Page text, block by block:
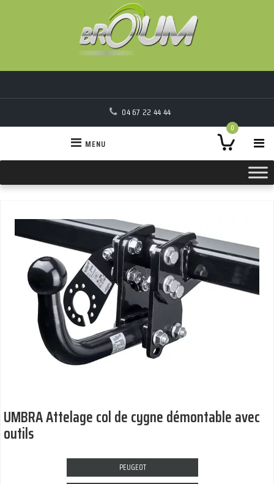
04 67 22 44 44
0
MENU
UMBRA Attelage col de cygne démontable avec
outils
PEUGEOT